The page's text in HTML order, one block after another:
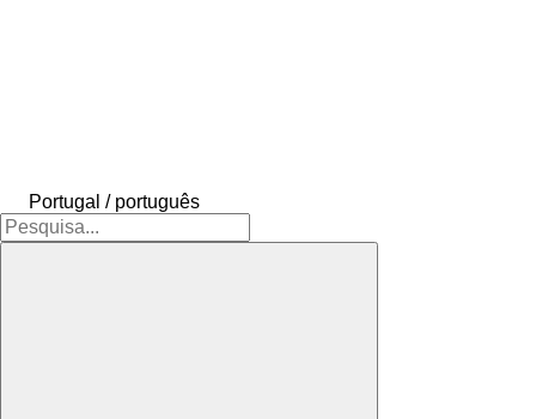
Portugal / português